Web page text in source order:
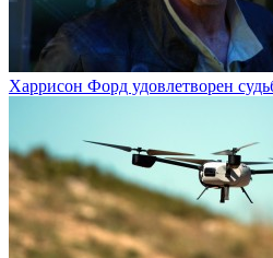
Харрисон Форд удовлетворен